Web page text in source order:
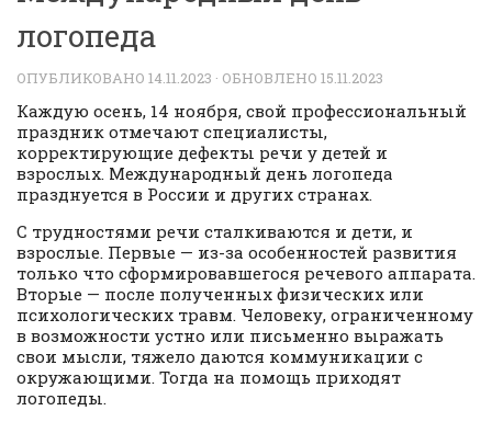
логопеда
ОПУБЛИКОВАНО 14.11.2023 · ОБНОВЛЕНО 15.11.2023
Каждую осень, 14 ноября, свой профессиональный
праздник отмечают специалисты,
корректирующие дефекты речи у детей и
взрослых. Международный день логопеда
празднуется в России и других странах.
С трудностями речи сталкиваются и дети, и
взрослые. Первые — из-за особенностей развития
только что сформировавшегося речевого аппарата.
Вторые — после полученных физических или
психологических травм. Человеку, ограниченному
в возможности устно или письменно выражать
свои мысли, тяжело даются коммуникации с
окружающими. Тогда на помощь приходят
логопеды.